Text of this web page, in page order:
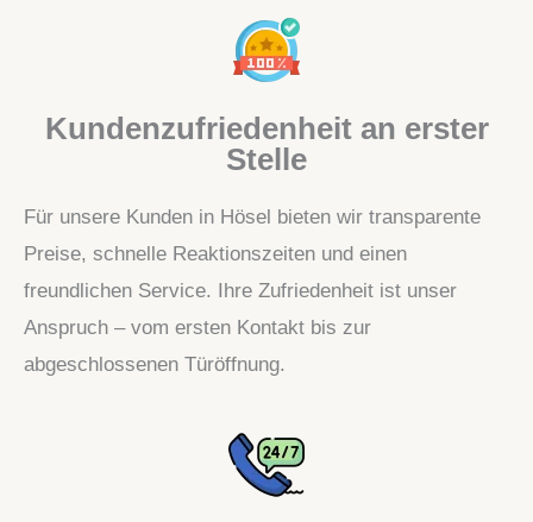
Kundenzufriedenheit an erster
Stelle
Für unsere Kunden in Hösel bieten wir transparente
Preise, schnelle Reaktionszeiten und einen
freundlichen Service. Ihre Zufriedenheit ist unser
Anspruch – vom ersten Kontakt bis zur
abgeschlossenen Türöffnung.